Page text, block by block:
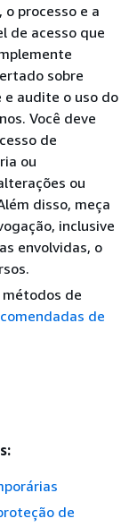
processo e a
de acesso que
sobre
audite o uso do
Você deve
de
ou
ou
disso, meça
inclusive
envolvidas, o
métodos de
de
de